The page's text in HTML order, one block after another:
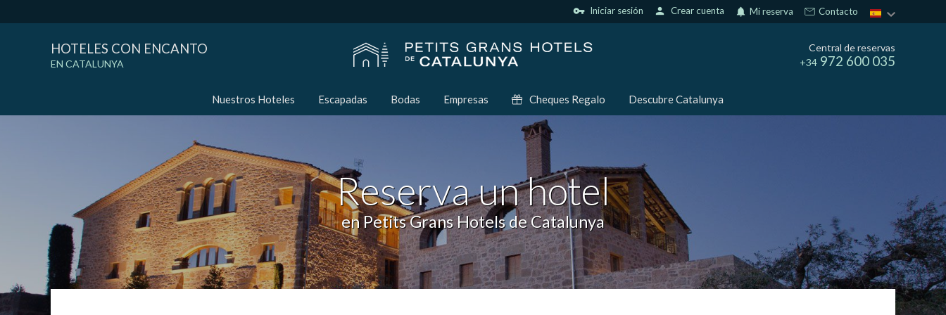
vpn_key Iniciar sesión person Crear cuenta notifications Mi reserva Contacto
HOTELES CON ENCANTO
EN CATALUNYA
Central de reservas
+34 972 600 035
Nuestros Hoteles Escapadas Bodas Empresas Cheques Regalo Descubre Catalunya
Reserva un hotel
en Petits Grans Hotels de Catalunya
Modificar cookies
Técnicas y funcionales
Siempre activas